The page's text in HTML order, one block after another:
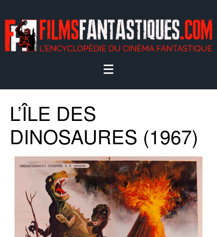
L’ÎLE DES
DINOSAURES (1967)